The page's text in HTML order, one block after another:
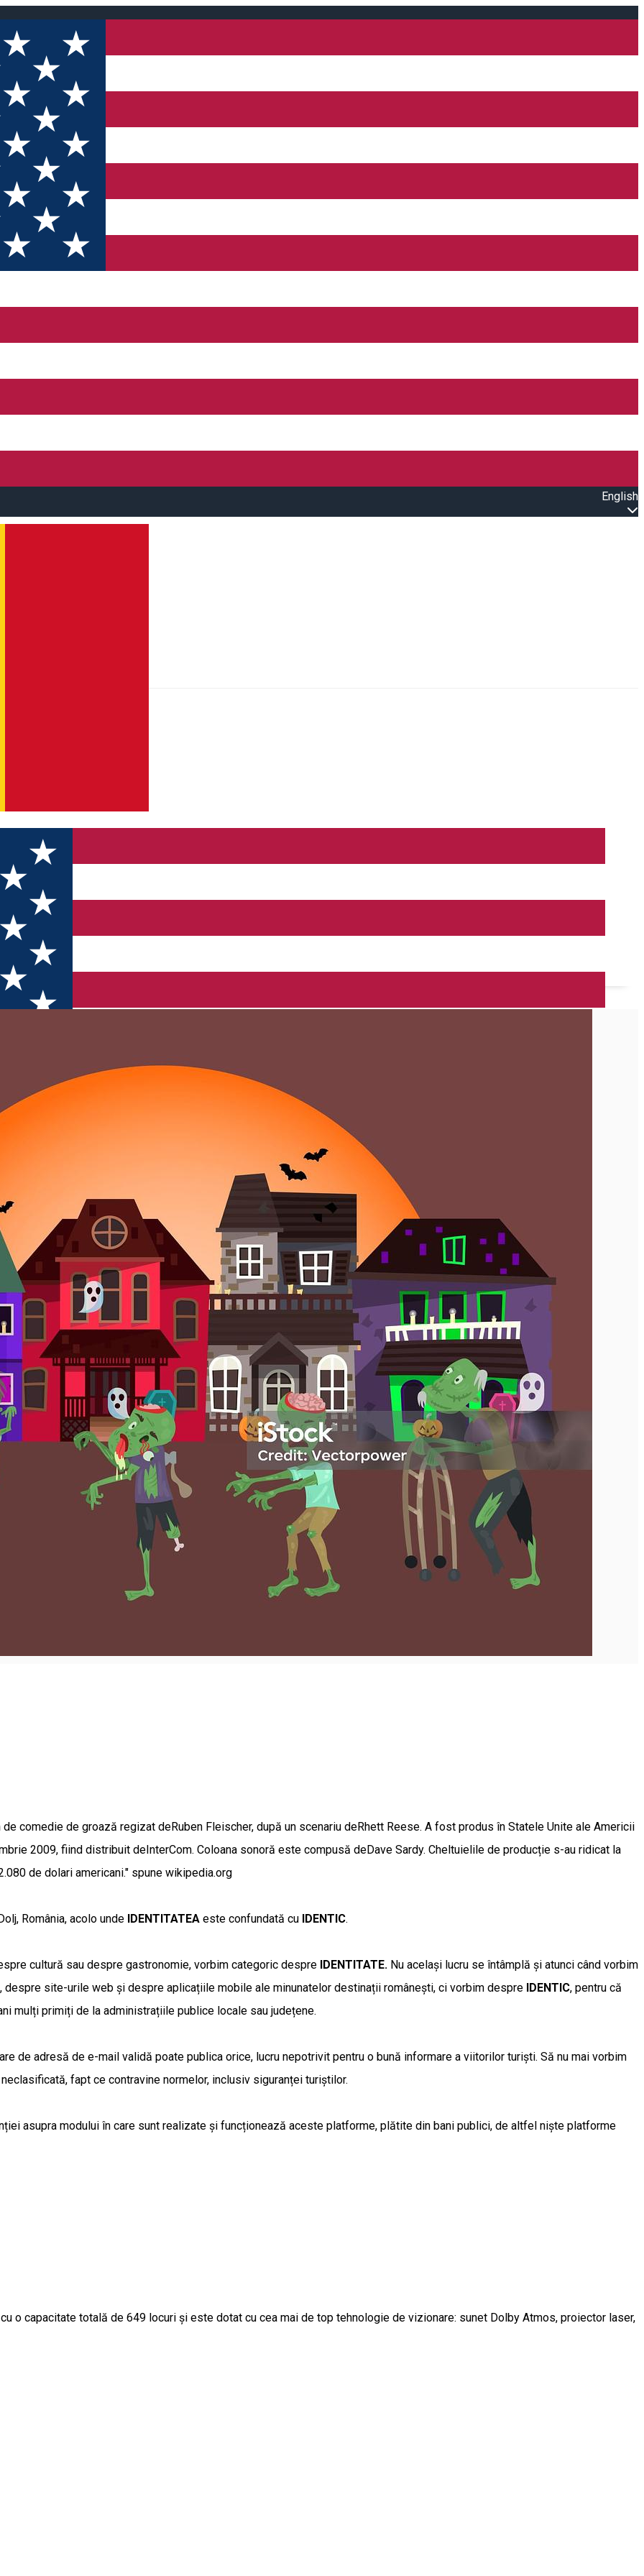
English
comedie de groază regizat deRuben Fleischer, după un scenariu deRhett Reese. A fost produs în Statele Unite ale Americii
2009, fiind distribuit deInterCom. Coloana sonoră este compusă deDave Sardy. Cheltuielile de producție s-au ridicat la
de dolari americani." spune wikipedia.org
România, acolo unde IDENTITATEA este confundată cu IDENTIC.
cultură sau despre gastronomie, vorbim categoric despre IDENTITATE. Nu același lucru se întâmplă și atunci când vorbim
site-urile web și despre aplicațiile mobile ale minunatelor destinații românești, ci vorbim despre IDENTIC, pentru că
mulți primiți de la administrațiile publice locale sau județene.
de adresă de e-mail validă poate publica orice, lucru nepotrivit pentru o bună informare a viitorilor turiști. Să nu mai vorbim
fapt ce contravine normelor, inclusiv siguranței turiștilor.
asupra modului în care sunt realizate și funcționează aceste platforme, plătite din bani publici, de altfel niște platforme
o capacitate totală de 649 locuri și este dotat cu cea mai de top tehnologie de vizionare: sunet Dolby Atmos, proiector laser,